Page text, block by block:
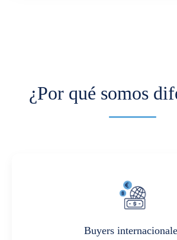
¿Por qué somos
Buyers